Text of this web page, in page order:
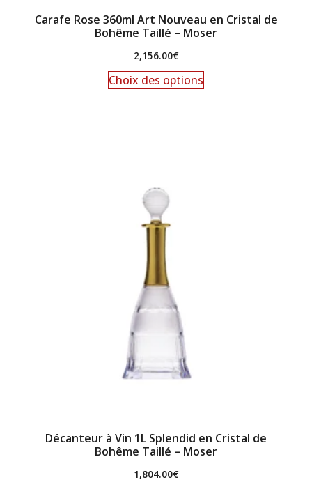
Carafe Rose 360ml Art Nouveau en Cristal de
Bohême Taillé – Moser
2,156.00€
Choix des options
Décanteur à Vin 1L Splendid en Cristal de
Bohême Taillé – Moser
1,804.00€